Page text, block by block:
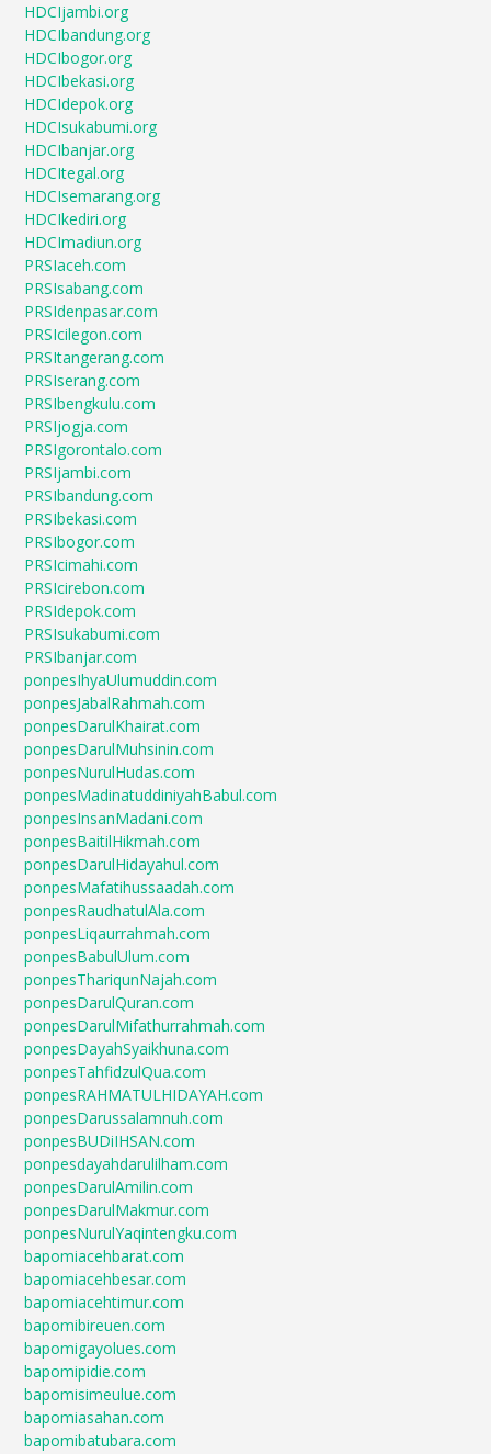
HDCIjambi.org
HDCIbandung.org
HDCIbogor.org
HDCIbekasi.org
HDCIdepok.org
HDCIsukabumi.org
HDCIbanjar.org
HDCItegal.org
HDCIsemarang.org
HDCIkediri.org
HDCImadiun.org
PRSIaceh.com
PRSIsabang.com
PRSIdenpasar.com
PRSIcilegon.com
PRSItangerang.com
PRSIserang.com
PRSIbengkulu.com
PRSIjogja.com
PRSIgorontalo.com
PRSIjambi.com
PRSIbandung.com
PRSIbekasi.com
PRSIbogor.com
PRSIcimahi.com
PRSIcirebon.com
PRSIdepok.com
PRSIsukabumi.com
PRSIbanjar.com
ponpesIhyaUlumuddin.com
ponpesJabalRahmah.com
ponpesDarulKhairat.com
ponpesDarulMuhsinin.com
ponpesNurulHudas.com
ponpesMadinatuddiniyahBabul.com
ponpesInsanMadani.com
ponpesBaitilHikmah.com
ponpesDarulHidayahul.com
ponpesMafatihussaadah.com
ponpesRaudhatulAla.com
ponpesLiqaurrahmah.com
ponpesBabulUlum.com
ponpesThariqunNajah.com
ponpesDarulQuran.com
ponpesDarulMifathurrahmah.com
ponpesDayahSyaikhuna.com
ponpesTahfidzulQua.com
ponpesRAHMATULHIDAYAH.com
ponpesDarussalamnuh.com
ponpesBUDiIHSAN.com
ponpesdayahdarulilham.com
ponpesDarulAmilin.com
ponpesDarulMakmur.com
ponpesNurulYaqintengku.com
bapomiacehbarat.com
bapomiacehbesar.com
bapomiacehtimur.com
bapomibireuen.com
bapomigayolues.com
bapomipidie.com
bapomisimeulue.com
bapomiasahan.com
bapomibatubara.com